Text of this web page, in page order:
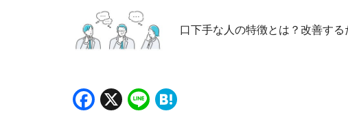
口下手な人の特徴とは？改善す
Facebook
X Line